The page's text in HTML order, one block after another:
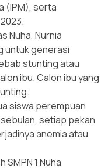
(IPM), serta
Nuha, Nurnia
untuk generasi
stunting atau
ibu. Calon ibu yang
siswa perempuan
setiap pekan
anemia atau
1 Nuha